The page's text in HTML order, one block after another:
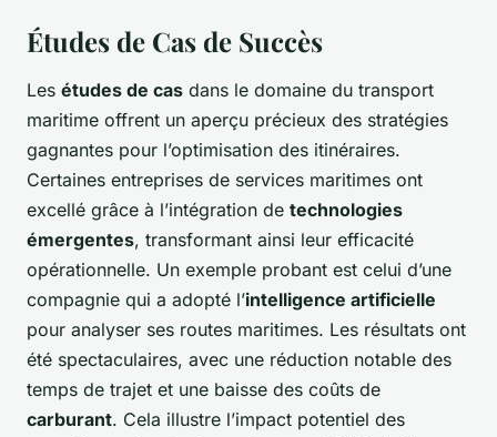
Études de Cas de Succès
Les études de cas dans le domaine du transport
maritime offrent un aperçu précieux des stratégies
gagnantes pour l’optimisation des itinéraires.
Certaines entreprises de services maritimes ont
excellé grâce à l’intégration de technologies
émergentes, transformant ainsi leur efficacité
opérationnelle. Un exemple probant est celui d’une
compagnie qui a adopté l’intelligence artificielle
pour analyser ses routes maritimes. Les résultats ont
été spectaculaires, avec une réduction notable des
temps de trajet et une baisse des coûts de
carburant. Cela illustre l’impact potentiel des